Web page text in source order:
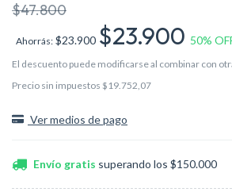
$47.800
Ahorrás: $23.900 $23.900 50%
El descuento puede modificarse al combinar con
Precio sin impuestos $19.752,07
Ver medios de pago
Envío gratis superando los $150.000